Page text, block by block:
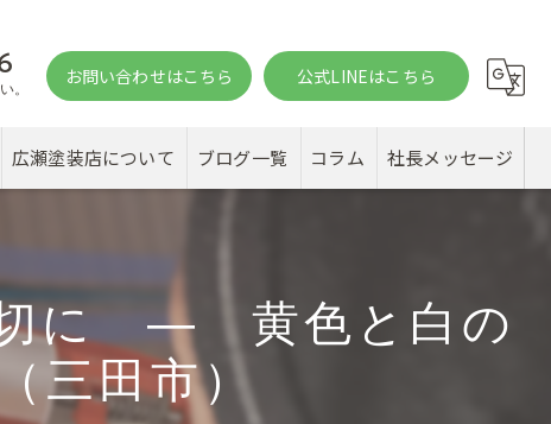
。
お問い合わせはこちら 公式LINEはこちら
広瀬塗装店について ブログ一覧 コラム 社長メッセージ
切に ― 黄色と白の
三田市）